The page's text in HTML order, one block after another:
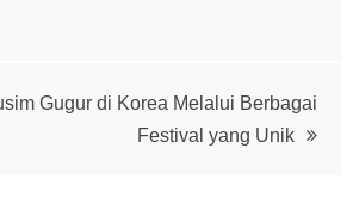
Gugur di Korea Melalui Berbagai
Festival yang Unik